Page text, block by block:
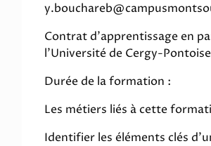
Contrat d'apprentissage en
l'Université de Cergy-Pontoise
Durée de la formation :
Les métiers liés à cette
Identifier les éléments clés